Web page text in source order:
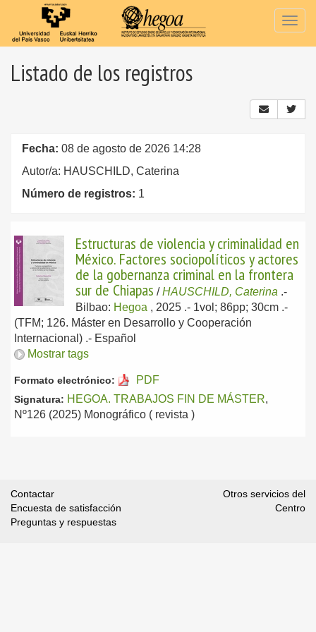
Listado de los registros
Fecha: 08 de agosto de 2026 14:28
Autor/a: HAUSCHILD, Caterina
Número de registros: 1
Estructuras de violencia y criminalidad en
México. Factores sociopolíticos y actores
de la gobernanza criminal en la frontera
sur de Chiapas /HAUSCHILD, Caterina .-
Bilbao: Hegoa , 2025 .- 1vol; 86pp; 30cm .-
(TFM; 126. Máster en Desarrollo y Cooperación
Internacional) .- Español
Mostrar tags
Formato electrónico: PDF
Signatura: HEGOA. TRABAJOS FIN DE MÁSTER,
Nº126 (2025) Monográfico ( revista )
Contactar
Encuesta de satisfacción
Preguntas y respuestas
Otros servicios del
Centro